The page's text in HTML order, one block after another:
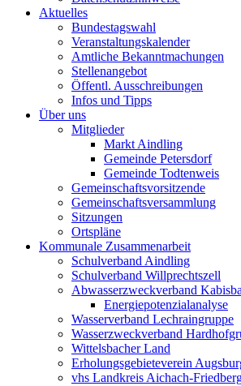
Aktuelles
Bundestagswahl
Veranstaltungskalender
Amtliche Bekanntmachungen
Stellenangebot
Öffentl. Ausschreibungen
Infos und Tipps
Über uns
Mitglieder
Markt Aindling
Gemeinde Petersdorf
Gemeinde Todtenweis
Gemeinschaftsvorsitzende
Gemeinschaftsversammlung
Sitzungen
Ortspläne
Kommunale Zusammenarbeit
Schulverband Aindling
Schulverband Willprechtszell
Abwasserzweckverband
Energiepotenzialanalyse
Wasserverband Lechraingruppe
Wasserzweckverband
Wittelsbacher Land
Erholungsgebieteverein
vhs Landkreis Aichach-